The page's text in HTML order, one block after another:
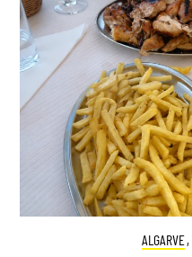
ALGARVE,